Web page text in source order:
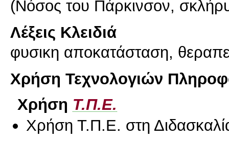
Λέξεις Κλειδιά
φυσικη αποκατάσταση,
Χρήση Τεχνολογιών
Χρήση Τ.Π.Ε.
Χρήση Τ.Π.Ε. στη